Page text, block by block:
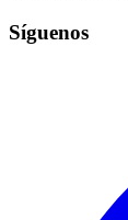
Síguenos